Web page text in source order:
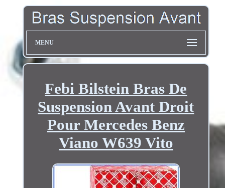
MENU
Febi Bilstein Bras De
Suspension Avant Droit
Pour Mercedes Benz
Viano W639 Vito